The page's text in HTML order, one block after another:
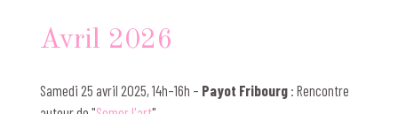
Avril 2026
Samedi 25 avril 2025, 14h–16h – Payot Fribourg: Rencontre